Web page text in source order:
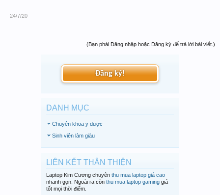
24/7/20
(Bạn phải Đăng nhập hoặc Đăng ký để trả lời bài viết.)
Đăng ký!
DANH MỤC
Chuyên khoa y dược
Sinh viên làm giàu
LIÊN KẾT THÂN THIỆN
Laptop Kim Cương chuyên thu mua laptop giá cao
nhanh gọn. Ngoài ra còn thu mua laptop gaming giá
tốt mọi thời điểm.